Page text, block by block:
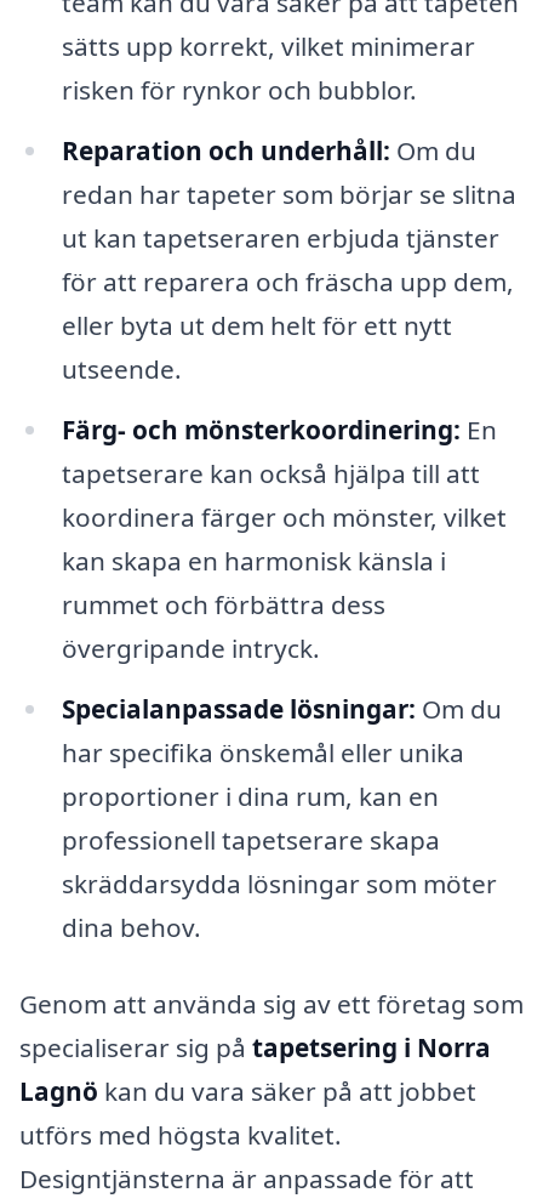
sätts upp korrekt, vilket minimerar
risken för rynkor och bubblor.
Reparation och underhåll: Om du
redan har tapeter som börjar se slitna
ut kan tapetseraren erbjuda tjänster
för att reparera och fräscha upp dem,
eller byta ut dem helt för ett nytt
utseende.
Färg- och mönsterkoordinering: En
tapetserare kan också hjälpa till att
koordinera färger och mönster, vilket
kan skapa en harmonisk känsla i
rummet och förbättra dess
övergripande intryck.
Specialanpassade lösningar: Om du
har specifika önskemål eller unika
proportioner i dina rum, kan en
professionell tapetserare skapa
skräddarsydda lösningar som möter
dina behov.
Genom att använda sig av ett företag som
specialiserar sig på tapetsering i Norra
Lagnö kan du vara säker på att jobbet
utförs med högsta kvalitet.
Designtjänsterna är anpassade för att